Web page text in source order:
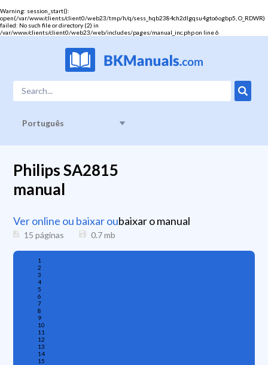
Warning: session_start():
open(/var/www/clients/client0/web23/tmp/h/q/sess_hqb2384ch2dlgqsu4gto6ogbp5, O_RDWR)
failed: No such file or directory (2) in
/var/www/clients/client0/web23/web/includes/pages/manual_inc.phpon line6
Português
Philips SA2815
manual
Ver online ou baixar oubaixar o manual
15 páginas 0.7mb
1
2
3
4
5
6
7
8
9
10
11
12
13
14
15